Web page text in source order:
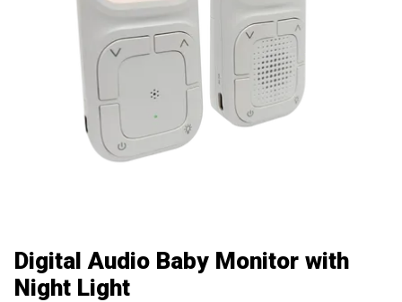
Digital Audio Baby Monitor with
Night Light